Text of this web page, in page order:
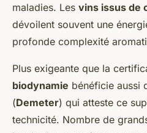
maladies. Les vins issus de
dévoilent souvent une
profonde complexité
Plus exigeante que la
biodynamie bénéficie aussi
(Demeter) qui atteste ce
technicité. Nombre de